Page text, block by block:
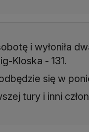
i wyłoniła
Kloska - 131.
się w
tury i inni